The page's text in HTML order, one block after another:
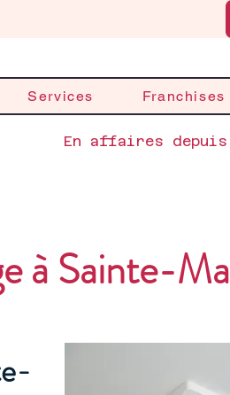
Services Franchises
En affaires depuis
à Sainte-